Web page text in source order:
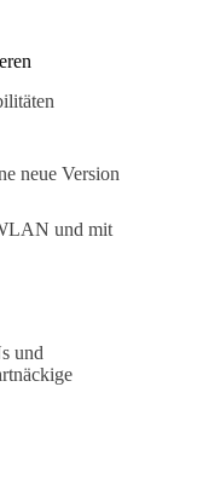
neue Version
und mit
und